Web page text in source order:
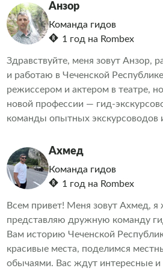
Анзор
Команда гидов
1 год на Rombex
Здравствуйте, меня зовут Анзор,
и работаю в Чеченской
режиссером и актером в театре,
новой профессии — гид-
команды опытных экскурсоводов
крае, культуре и современной
своих гостей и делимся с ними
увиденных красот Кавказа.
Ахмед
Команда гидов
1 год на Rombex
Всем привет! Меня зовут Ахмед, я
представляю дружную команду
Вам историю Чеченской
красивые места, поделимся
обычаями. Вас ждут интересные